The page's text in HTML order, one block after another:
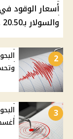
والسولار بـ20.50 جنيه
2
3